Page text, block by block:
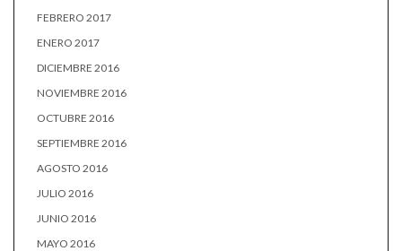
FEBRERO 2017
ENERO 2017
DICIEMBRE 2016
NOVIEMBRE 2016
OCTUBRE 2016
SEPTIEMBRE 2016
AGOSTO 2016
JULIO 2016
JUNIO 2016
MAYO 2016